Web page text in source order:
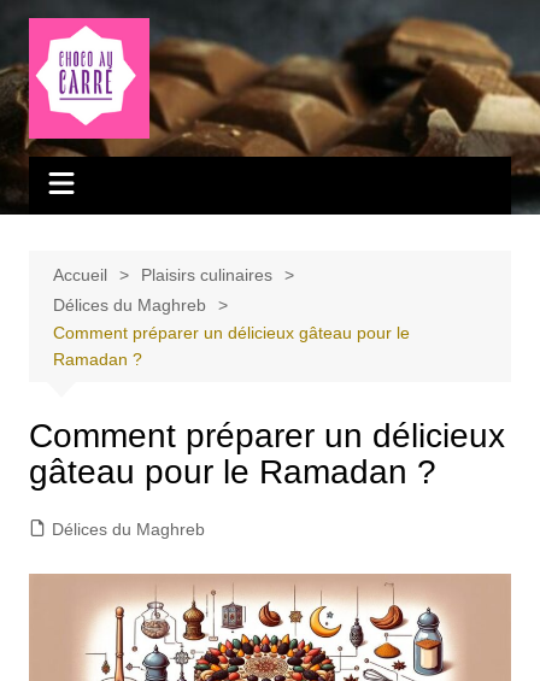
Aller
contenu
Accueil
Plaisirs culinaires
Délices du Maghreb
Comment préparer un délicieux gâteau pour le
Ramadan ?
Comment préparer un délicieux
gâteau pour le Ramadan ?
Délices du Maghreb